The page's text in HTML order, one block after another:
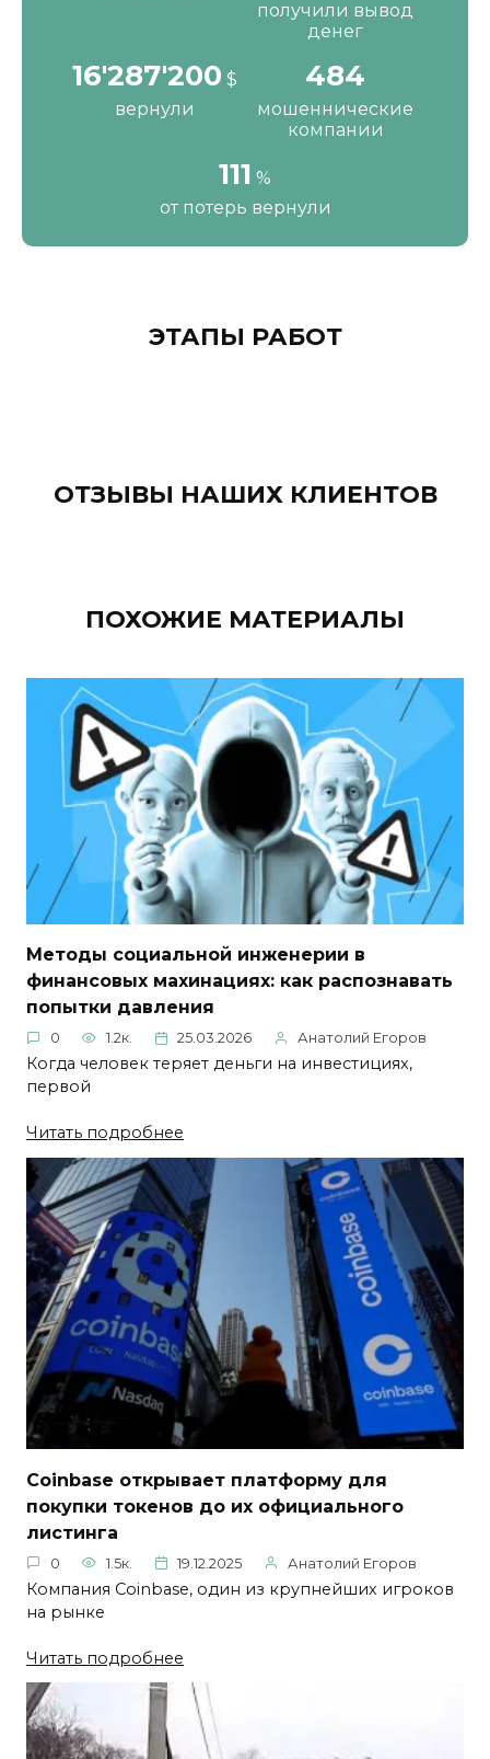
получили вывод
денег
16'287'200 $
вернули
484
мошеннические
компании
111 %
от потерь вернули
ЭТАПЫ РАБОТ
ОТЗЫВЫ НАШИХ КЛИЕНТОВ
ПОХОЖИЕ МАТЕРИАЛЫ
Методы социальной инженерии в
финансовых махинациях: как распознавать
попытки давления
0 1.2к. 25.03.2026 Анатолий Егоров
Когда человек теряет деньги на инвестициях,
первой
Читать подробнее
Coinbase открывает платформу для
покупки токенов до их официального
листинга
0 1.5к. 19.12.2025 Анатолий Егоров
Компания Coinbase, один из крупнейших игроков
на рынке
Читать подробнее